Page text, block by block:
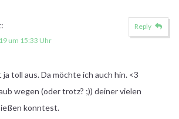
um 15:33 Uhr
toll aus. Da möchte ich auch hin. <3
wegen (oder trotz? ;)) deiner vielen
konntest.
Reply